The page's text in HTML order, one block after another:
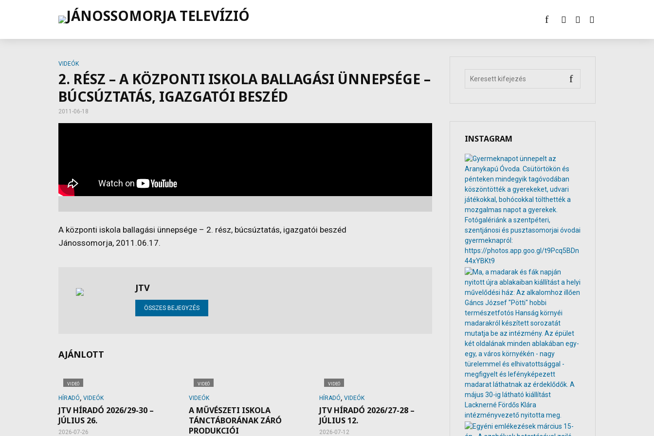
VIDEÓK
2. RÉSZ – A KÖZPONTI ISKOLA BALLAGÁSI ÜNNEPSÉGE –
BÚCSÚZTATÁS, IGAZGATÓI BESZÉD
2011-06-18
A központi iskola ballagási ünnepsége – 2. rész, búcsúztatás, igazgatói beszéd
Jánossomorja, 2011.06.17.
JTV
ÖSSZES BEJEGYZÉS
AJÁNLOTT
VIDEÓ
HÍRADÓ, VIDEÓK
JTV HÍRADÓ 2026/29-30 –
JÚLIUS 26.
2026-07-26
VIDEÓ
VIDEÓK
A MŰVÉSZETI ISKOLA
TÁNCTÁBORÁNAK ZÁRÓ
PRODUKCIÓI
VIDEÓ
HÍRADÓ, VIDEÓK
JTV HÍRADÓ 2026/27-28 –
JÚLIUS 12.
2026-07-12
INSTAGRAM